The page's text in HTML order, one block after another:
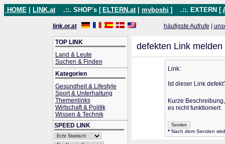
HOME LINK.at .::. SHOP's [ ELTERN.at myboshi ] .::. EXTERN [
link.or.at häufigste Aufrufe
TOP LINK
Land & Leute
Suchen & Finden
Kategorien
Gesundheit & Lifestyle
Sport & Unterhaltung
Themenlinks
Wirtschaft & Politik
Wissen & Technik
SPEED LINK
defekten Link melden
Link:
Ist dieser Link
Kurze
es nicht funktioniert.
* Nach dem Senden